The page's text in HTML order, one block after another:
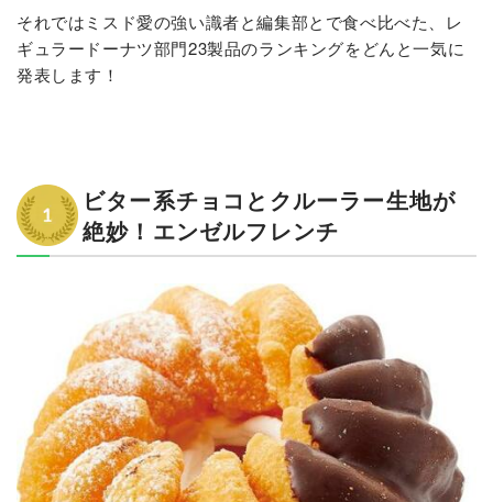
それではミスド愛の強い識者と編集部とで食べ比べた、レ
ギュラードーナツ部門23製品のランキングをどんと一気に
発表します！
ビター系チョコとクルーラー生地が
絶妙！エンゼルフレンチ